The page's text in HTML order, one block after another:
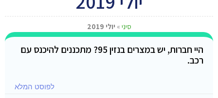
סיני » יולי 2019
היי חברות, יש במצרים בנזין 95? מתכננים להיכנס עם
רכב.
לפוסט המלא